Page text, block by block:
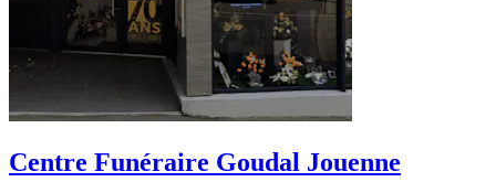
Centre Funéraire Goudal Jouenne